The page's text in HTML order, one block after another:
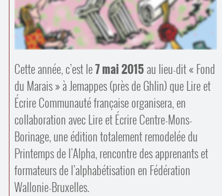
Bienvenue en Belgique
Cette année, c’est le7 mai 2015 au lieu-dit « Fond
du Marais » à Jemappes (près de Ghlin) que Lire et
Écrire Communauté française organisera, en
collaboration avec Lire et Écrire Centre-Mons-
Borinage, une édition totalement remodelée du
Printemps de l’Alpha, rencontre des apprenants et
formateurs de l’alphabétisation en Fédération
Wallonie-Bruxelles.